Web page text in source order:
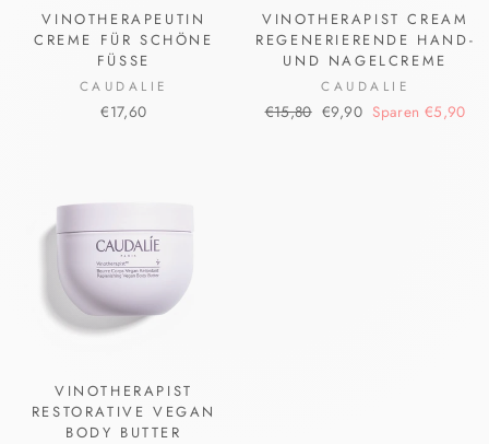
VINOTHERAPEUTIN
CREME FÜR SCHÖNE
FÜSSE
CAUDALIE
€17,60
VINOTHERAPIST CREAM
REGENERIERENDE HAND-
UND NAGELCREME
CAUDALIE
Normaler
€15,80 Sonderpreis
€9,90 Sparen €5,90
VINOTHERAPIST
RESTORATIVE VEGAN
BODY BUTTER